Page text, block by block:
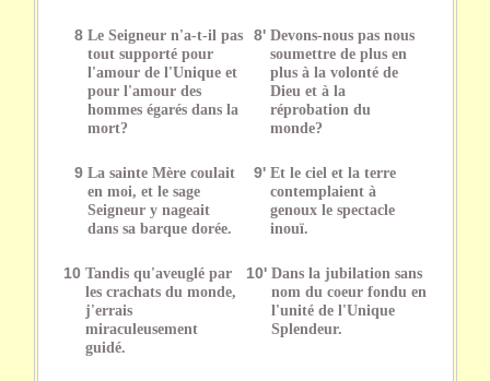
8 Le Seigneur n'a-t-il pas
tout supporté pour
l'amour de l'Unique et
pour l'amour des
hommes égarés dans la
mort?
8' Devons-nous pas nous
soumettre de plus en
plus à la volonté de
Dieu et à la
réprobation du
monde?
9 La sainte Mère coulait
en moi, et le sage
Seigneur y nageait
dans sa barque dorée.
9' Et le ciel et la terre
contemplaient à
genoux le spectacle
inouï.
10 Tandis qu'aveuglé par
les crachats du monde,
j'errais
miraculeusement
guidé.
10' Dans la jubilation sans
nom du coeur fondu en
l'unité de l'Unique
Splendeur.